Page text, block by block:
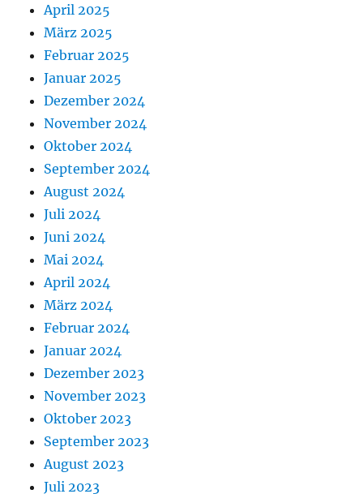
April 2025
März 2025
Februar 2025
Januar 2025
Dezember 2024
November 2024
Oktober 2024
September 2024
August 2024
Juli 2024
Juni 2024
Mai 2024
April 2024
März 2024
Februar 2024
Januar 2024
Dezember 2023
November 2023
Oktober 2023
September 2023
August 2023
Juli 2023